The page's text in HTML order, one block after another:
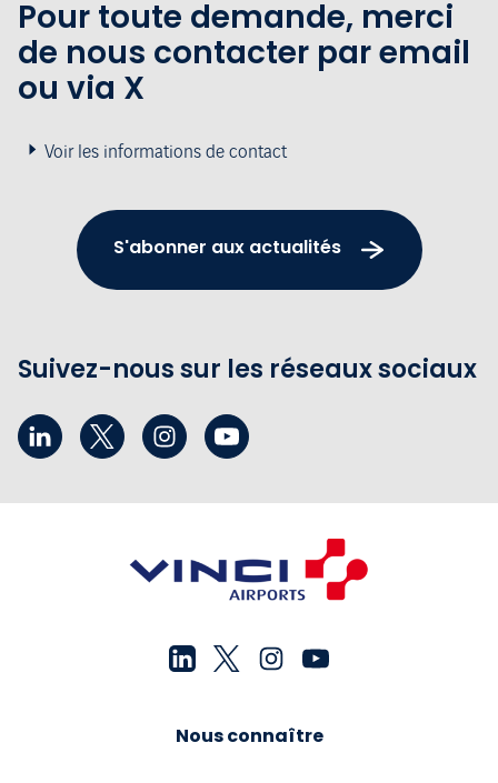
Pour toute demande, merci
de nous contacter par email
ou via X
Voir les informations de contact
S'abonner aux actualités
Suivez-nous sur les réseaux sociaux
Nous connaître